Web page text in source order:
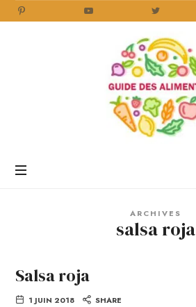
Aliments
ARCHIVES
salsa roja
Salsa roja
1 JUIN 2018 SHARE